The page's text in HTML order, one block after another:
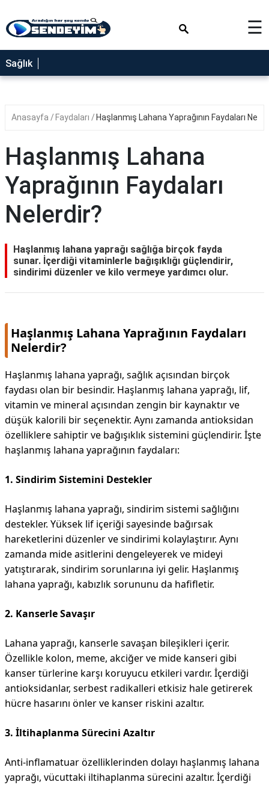
SAĞLIK
NEDİR
YEMEK
RÜYA
TABİRLERİ
GEZİLECEK
YERLER
☰
Sağlık
Anasayfa Faydaları Haşlanmış Lahana Yaprağının Faydaları
Haşlanmış Lahana
Yaprağının Faydaları
Nelerdir?
Haşlanmış lahana yaprağı sağlığa birçok fayda
sunar. İçerdiği vitaminlerle bağışıklığı güçlendirir,
sindirimi düzenler ve kilo vermeye yardımcı olur.
Haşlanmış Lahana Yaprağının Faydaları
Nelerdir?
Haşlanmış lahana yaprağı, sağlık açısından birçok
faydası olan bir besindir. Haşlanmış lahana yaprağı, lif,
vitamin ve mineral açısından zengin bir kaynaktır ve
düşük kalorili bir seçenektir. Aynı zamanda antioksidan
özelliklere sahiptir ve bağışıklık sistemini güçlendirir. İşte
haşlanmış lahana yaprağının faydaları:
1. Sindirim Sistemini Destekler
Haşlanmış lahana yaprağı, sindirim sistemi sağlığını
destekler. Yüksek lif içeriği sayesinde bağırsak
hareketlerini düzenler ve sindirimi kolaylaştırır. Aynı
zamanda mide asitlerini dengeleyerek ve mideyi
yatıştırarak, sindirim sorunlarına iyi gelir. Haşlanmış
lahana yaprağı, kabızlık sorununu da hafifletir.
2. Kanserle Savaşır
Lahana yaprağı, kanserle savaşan bileşikleri içerir.
Özellikle kolon, meme, akciğer ve mide kanseri gibi
kanser türlerine karşı koruyucu etkileri vardır. İçerdiği
antioksidanlar, serbest radikalleri etkisiz hale getirerek
hücre hasarını önler ve kanser riskini azaltır.
3. İltihaplanma Sürecini Azaltır
Anti-inflamatuar özelliklerinden dolayı haşlanmış lahana
yaprağı, vücuttaki iltihaplanma sürecini azaltır. İçerdiği